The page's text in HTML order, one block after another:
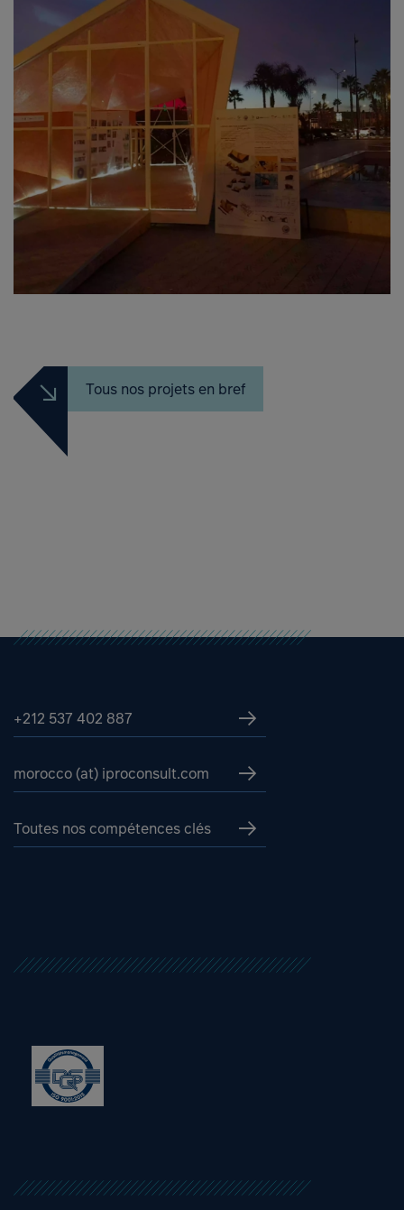
Tous nos projets en bref
+212 537 402 887
morocco (at) iproconsult.com
Toutes nos compétences clés